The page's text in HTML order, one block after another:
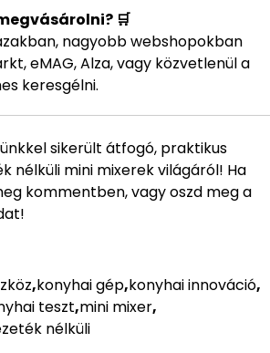
🛒
nagyobb webshopokban
eMAG, Alza, vagy közvetlenül a
keresgélni.
sikerült átfogó, praktikus
nélküli mini mixerek világáról! Ha
kommentben, vagy oszd meg a
,konyhai gép,konyhai innováció,
teszt,mini mixer,
nélküli